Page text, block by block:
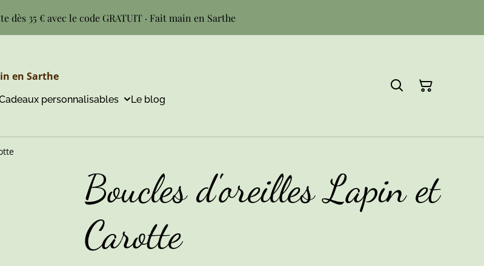
dès 35 € avec le code GRATUIT · Fait main en Sarthe
en Sarthe
personnalisables Le blog
Boucles d'oreilles Lapin et
Carotte